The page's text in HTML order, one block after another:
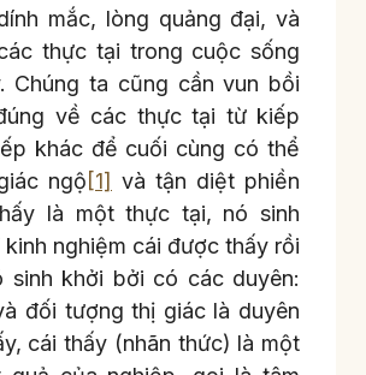
mắc, lòng quảng đại, và
thực tại trong cuộc sống
Chúng ta cũng cần vun bồi
về các thực tại từ kiếp
khác để cuối cùng có thể
ngộ[1] và tận diệt phiền
là một thực tại, nó sinh
kinh nghiệm cái được thấy rồi
sinh khởi bởi có các duyên:
đối tượng thị giác là duyên
cái thấy (nhãn thức) là một